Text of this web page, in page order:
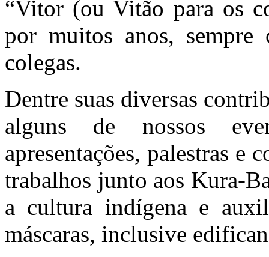
“Vitor (ou Vitão para os
por muitos anos, sempre
colegas.
Dentre suas diversas
alguns de nossos
apresentações, palestras e
trabalhos junto aos Kura-
a cultura indígena e
máscaras, inclusive